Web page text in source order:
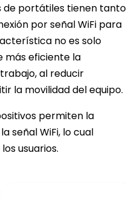
de portátiles tienen tanto
por señal WiFi para
no es solo
más eficiente la
al reducir
la movilidad del
permiten la
señal WiFi, lo cual
usuarios.